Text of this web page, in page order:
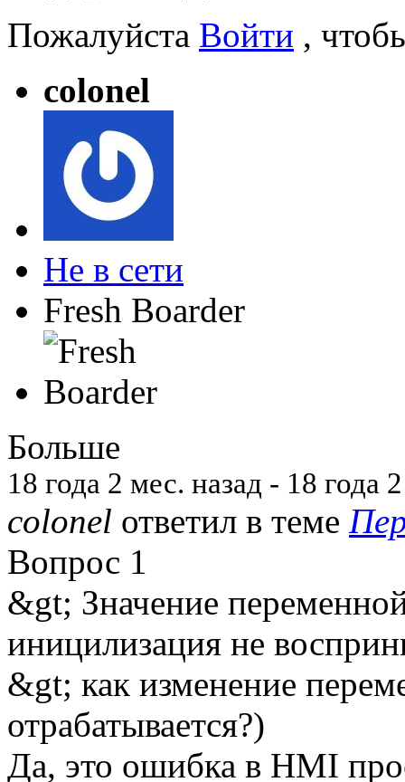
Пожалуйста Войти ,
colonel
Не в сети
Fresh Boarder
Больше
18 года 2 мес. назад - 18 года
colonel ответил в теме
Вопрос 1
&gt; Значение
иницилизация не
&gt; как изменение
отрабатывается?)
Да, это ошибка в HMI